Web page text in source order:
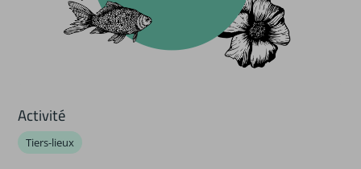
Activité
Tiers-lieux